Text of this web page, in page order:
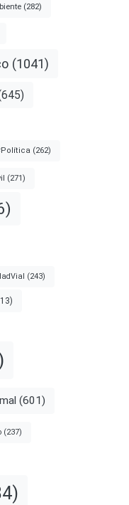
(282)
(1041)
(262)
(271)
(243)
(601)
(237)